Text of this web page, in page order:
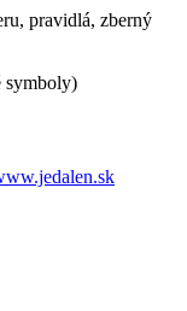
pravidlá, zberný
symboly)